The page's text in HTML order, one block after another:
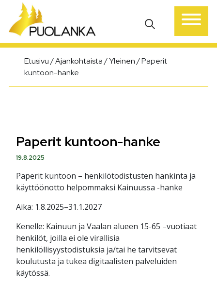
Päävalikko
Etusivu/Ajankohtaista/Yleinen/Paperit
kuntoon-hanke
Paperit kuntoon-hanke
19.8.2025
Paperit kuntoon – henkilötodistusten hankinta ja
käyttöönotto helpommaksi Kainuussa -hanke
Aika: 1.8.2025–31.1.2027
Kenelle: Kainuun ja Vaalan alueen 15-65 –vuotiaat
henkilöt, joilla ei ole virallisia
henkilöllisyystodistuksia ja/tai he tarvitsevat
koulutusta ja tukea digitaalisten palveluiden
käytössä.